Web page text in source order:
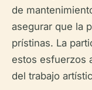
de
asegurar que la
prístinas. La
estos esfuerzos
del trabajo